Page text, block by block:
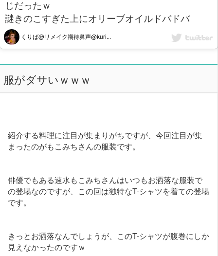
じだったｗ
謎きのこすぎた上にオリーブオイルドバドバ
くりば@リメイク期待鼻声@kuri...
服がダサいｗｗｗ
紹介する料理に注目が集まりがちですが、今回注目が集
まったのがもこみちさんの服装です。
俳優でもある速水もこみちさんはいつもお洒落な服装で
の登場なのですが、この回は独特なT-シャツを着ての登場
です。
きっとお洒落なんでしょうが、このT-シャツが腹巻にしか
見えなかったのですｗ